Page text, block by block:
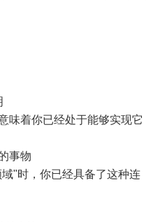
味着你已经处于能够实现它
事物
"时，你已经具备了这种连